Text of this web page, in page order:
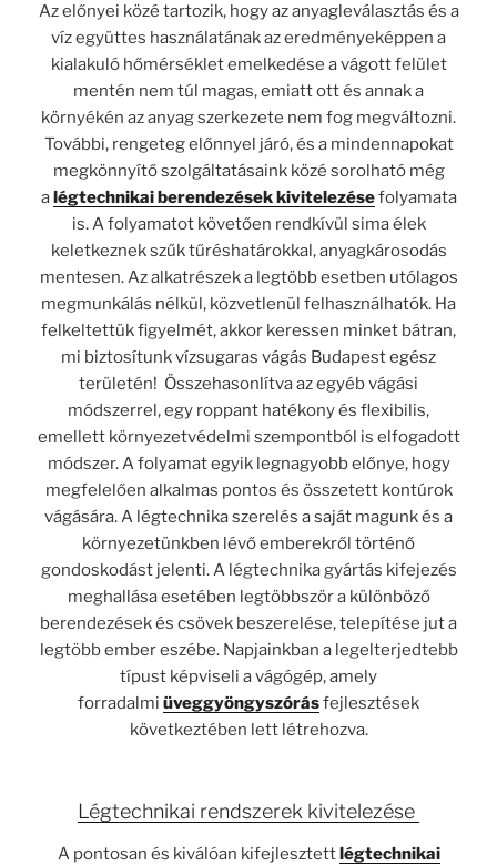
Az előnyei közé tartozik, hogy az anyagleválasztás és a
víz együttes használatának az eredményeképpen a
kialakuló hőmérséklet emelkedése a vágott felület
mentén nem túl magas, emiatt ott és annak a
környékén az anyag szerkezete nem fog megváltozni.
További, rengeteg előnnyel járó, és a mindennapokat
megkönnyítő szolgáltatásaink közé sorolható még
alégtechnikai berendezések kivitelezésefolyamata
is. A folyamatot követően rendkívül sima élek
keletkeznek szűk tűréshatárokkal, anyagkárosodás
mentesen. Az alkatrészek a legtöbb esetben utólagos
megmunkálás nélkül, közvetlenül felhasználhatók. Ha
felkeltettük figyelmét, akkor keressen minket bátran,
mi biztosítunk vízsugaras vágás Budapest egész
területén! Összehasonlítva az egyéb vágási
módszerrel, egy roppant hatékony és flexibilis,
emellett környezetvédelmi szempontból is elfogadott
módszer. A folyamat egyik legnagyobb előnye, hogy
megfelelően alkalmas pontos és összetett kontúrok
vágására. A légtechnika szerelés a saját magunk és a
környezetünkben lévő emberekről történő
gondoskodást jelenti. A légtechnika gyártás kifejezés
meghallása esetében legtöbbször a különböző
berendezések és csövek beszerelése, telepítése jut a
legtöbb ember eszébe. Napjainkban a legelterjedtebb
típust képviseli a vágógép, amely
forradalmi üveggyöngyszórásfejlesztések
következtében lett létrehozva.
Légtechnikai rendszerek kivitelezése
A pontosan és kiválóan kifejlesztettlégtechnikai